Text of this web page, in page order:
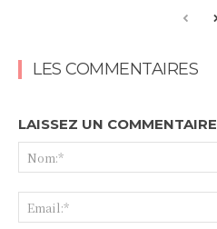
LES COMMENTAIRES
LAISSEZ UN COMMENTAIRE